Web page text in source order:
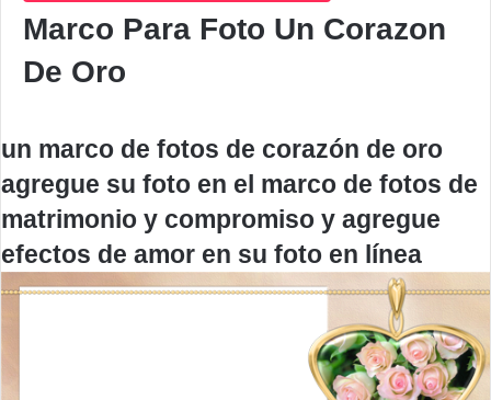
Marco Para Foto Un Corazon
De Oro
un marco de fotos de corazón de oro
agregue su foto en el marco de fotos de
matrimonio y compromiso y agregue
efectos de amor en su foto en línea